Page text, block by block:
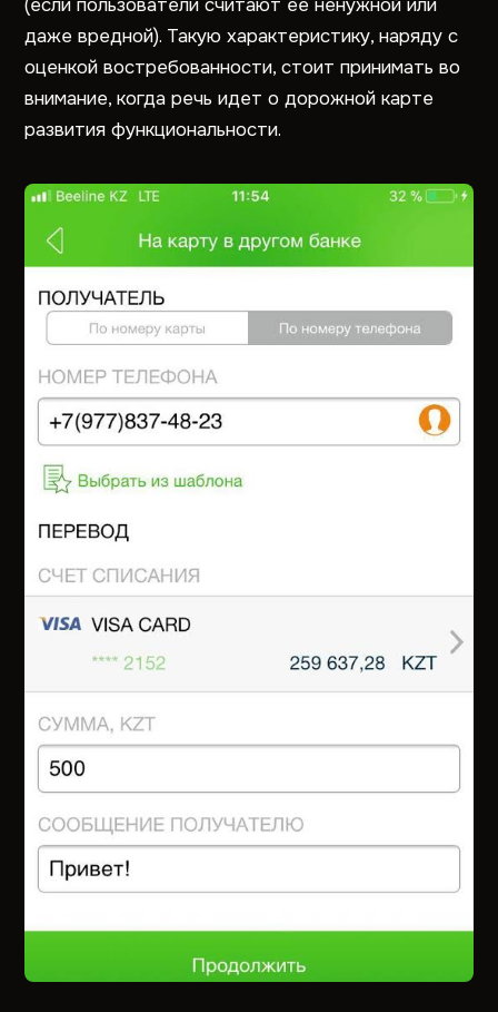
(если пользователи считают ее ненужной или
даже вредной). Такую характеристику, наряду с
оценкой востребованности, стоит принимать во
внимание, когда речь идет о дорожной карте
развития функциональности.